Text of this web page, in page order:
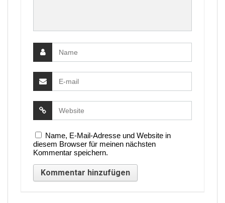
Name, E-Mail-Adresse und Website in
diesem Browser für meinen nächsten
Kommentar speichern.